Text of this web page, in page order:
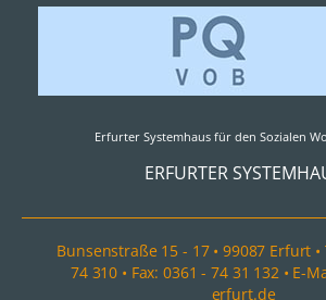
Erfurter Systemhaus für den Sozialen
ERFURTER
Bunsenstraße 15 - 17 • 99087 Erfurt
74 310 • Fax: 0361 - 74 31 132 • E-
erfurt.de